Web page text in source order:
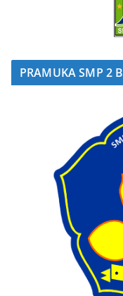
PRAMUKA SMP 2